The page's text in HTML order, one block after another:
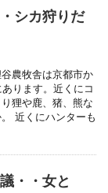
シカ狩りだ
農牧舎は京都市か
ります。近くにコ
狸や鹿、猪、熊な
近くにハンターも
・・女と